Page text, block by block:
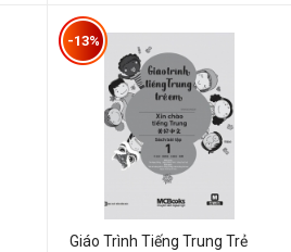
Giáo Trình Tiếng Trung Trẻ
-13%